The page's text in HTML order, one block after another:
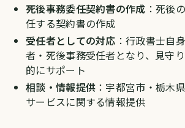
死後事務委任契約書の作成 ：死後
任する契約書の作成
受任者としての対応 ：行政書士自
者・死後事務受任者となり、見守
的にサポート
相談・情報提供 ：宇都宮市・栃木
サービスに関する情報提供